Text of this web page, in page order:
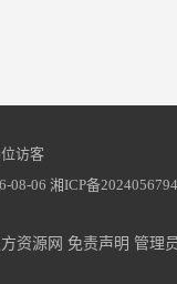
位访客
08-06 湘ICP备
资源网 免责声明 管理